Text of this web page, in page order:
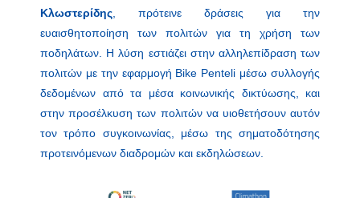
Κλωστερίδης , πρότεινε δράσεις για την
ευαισθητοποίηση των πολιτών για τη χρήση των
ποδηλάτων. Η λύση εστιάζει στην αλληλεπίδραση των
πολιτών με την εφαρμογή Bike Penteli μέσω συλλογής
δεδομένων από τα μέσα κοινωνικής δικτύωσης, και
στην προσέλκυση των πολιτών να υιοθετήσουν αυτόν
τον τρόπο συγκοινωνίας, μέσω της σηματοδότησης
προτεινόμενων διαδρομών και εκδηλώσεων.